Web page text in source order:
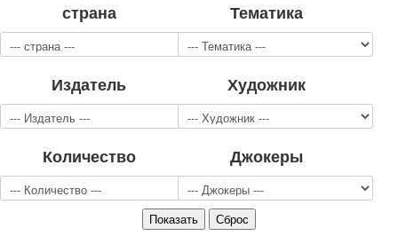
Спорт
Транспорт
Охота и рыбалка
Армия и полиция
Недорогие колоды для игры
страна Тематика
Издатель Художник
Количество Джокеры